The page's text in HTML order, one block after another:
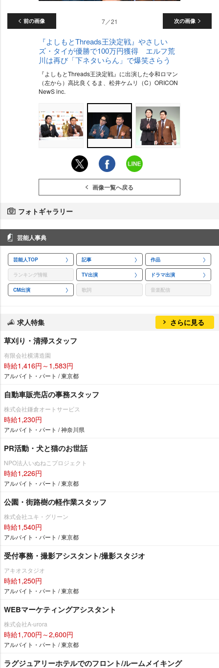
前の画像 次の画像
7／21
『よしもとThreads王決定戦』やさしい
ズ・タイが優勝で100万円獲得 エルフ荒
川は再び「下ネタいらん」で爆笑さらう
『よしもとThreads王決定戦』に出演した令和ロマン
（左から）高比良くるま、松井ケムリ（C）ORICON
NewS inc.
画像一覧へ戻る
フォトギャラリー
芸能人事典
芸能人TOP 記事 作品
ランキング情報 TV出演 ドラマ出演
CM出演 歌詞 音楽配信
求人特集 さらに見る
草刈り・清掃スタッフ
有限会社横溝造園
時給1,416円～1,583円
アルバイト・パート / 東京都
自動車販売店の事務スタッフ
株式会社鎌倉オートサービス
時給1,230円
アルバイト・パート / 神奈川県
PR活動・犬と猫のお世話
NPO法人いぬねこプロジェクト
時給1,226円
アルバイト・パート / 東京都
公園・街路樹の軽作業スタッフ
株式会社ユキ・グリーン
時給1,540円
アルバイト・パート / 東京都
受付事務・撮影アシスタント/撮影スタジオ
アキオスタジオ
時給1,250円
アルバイト・パート / 東京都
WEBマーケティングアシスタント
株式会社A-urora
時給1,700円～2,600円
アルバイト・パート / 東京都
ラグジュアリーホテルでのフロント/ルームメイキング